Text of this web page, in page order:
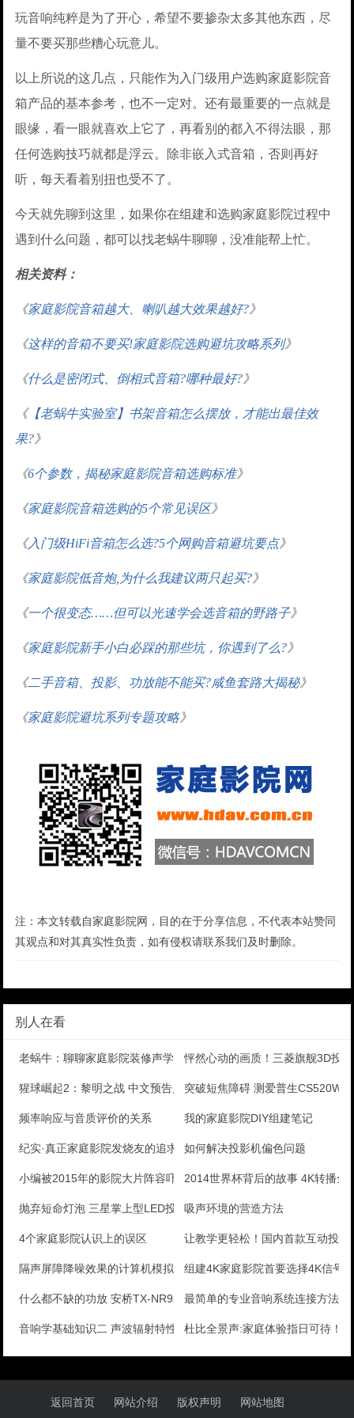
玩音响纯粹是为了开心，希望不要掺杂太多其他东西，尽
量不要买那些糟心玩意儿。
以上所说的这几点，只能作为入门级用户选购家庭影院音
箱产品的基本参考，也不一定对。还有最重要的一点就是
眼缘，看一眼就喜欢上它了，再看别的都入不得法眼，那
任何选购技巧就都是浮云。除非嵌入式音箱，否则再好
听，每天看着别扭也受不了。
今天就先聊到这里，如果你在组建和选购家庭影院过程中
遇到什么问题，都可以找老蜗牛聊聊，没准能帮上忙。
相关资料：
《家庭影院音箱越大、喇叭越大效果越好?》
《这样的音箱不要买!家庭影院选购避坑攻略系列》
《什么是密闭式、倒相式音箱?哪种最好?》
《【老蜗牛实验室】书架音箱怎么摆放，才能出最佳效
果?》
《6个参数，揭秘家庭影院音箱选购标准》
《家庭影院音箱选购的5个常见误区》
《入门级HiFi音箱怎么选?5个网购音箱避坑要点》
《家庭影院低音炮,为什么我建议两只起买?》
《一个很变态……但可以光速学会选音箱的野路子》
《家庭影院新手小白必踩的那些坑，你遇到了么?》
《二手音箱、投影、功放能不能买?咸鱼套路大揭秘》
《家庭影院避坑系列专题攻略》
注：本文转载自家庭影院网，目的在于分享信息，不代表本站赞同
其观点和对其真实性负责，如有侵权请联系我们及时删除。
别人在看
老蜗牛：聊聊家庭影院装修声学处理那点事儿怦然心动的画质！三菱旗舰3D投
猩球崛起2：黎明之战 中文预告片公布突破短焦障碍 测爱普生CS520WN
频率响应与音质评价的关系 我的家庭影院DIY组建笔记
纪实·真正家庭影院发烧友的追求 如何解决投影机偏色问题
小编被2015年的影院大片阵容吓哭了2014世界杯背后的故事 4K转播全
抛弃短命灯泡 三星掌上型LED投影评测吸声环境的营造方法
4个家庭影院认识上的误区 让教学更轻松！国内首款互动投影
隔声屏障降噪效果的计算机模拟分析组建4K家庭影院首要选择4K信号
什么都不缺的功放 安桥TX-NR929最简单的专业音响系统连接方法
音响学基础知识二 声波辐射特性与声源定位杜比全景声:家庭体验指日可待！
返回首页 网站介绍 版权声明 网站地图